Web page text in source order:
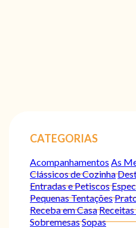
CATEGORIAS
Acompanhamentos As
Clássicos de Cozinha
Entradas e Petiscos
Pequenas Tentações
Receba em CasaReceitas
SobremesasSopas